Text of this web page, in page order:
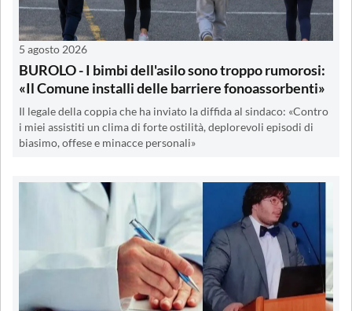
5 agosto 2026
BUROLO - I bimbi dell'asilo sono troppo rumorosi:
«Il Comune installi delle barriere fonoassorbenti»
Il legale della coppia che ha inviato la diffida al sindaco: «Contro
i miei assistiti un clima di forte ostilità, deplorevoli episodi di
biasimo, offese e minacce personali»